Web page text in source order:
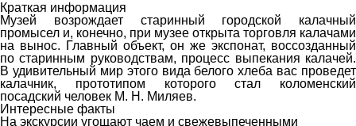
Краткая информация
Музей возрождает старинный городской калачный
промысел и, конечно, при музее открыта торговля калачами
на вынос. Главный объект, он же экспонат, воссозданный
по старинным руководствам, процесс выпекания калачей.
В удивительный мир этого вида белого хлеба вас проведет
калачник, прототипом которого стал коломенский
посадский человек М. Н. Миляев.
Интересные факты
На экскурсии угощают чаем и свежевыпеченными